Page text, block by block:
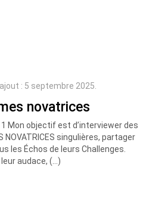
: 5 septembre 2025.
novatrices
1 Mon objectif est d’interviewer des
NOVATRICES singulières, partager
les Échos de leurs Challenges.
audace, (…)